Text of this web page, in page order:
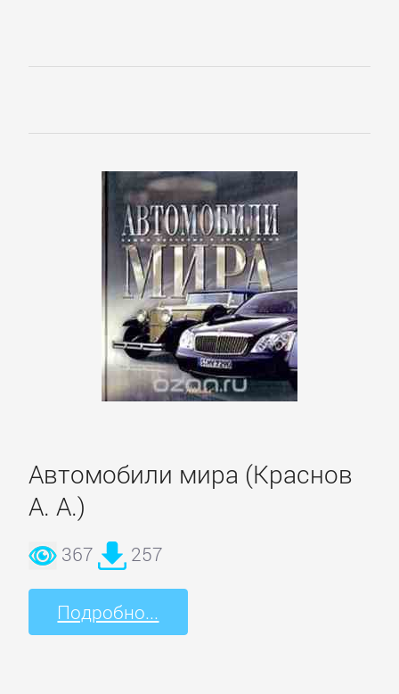
Автомобили мира (Краснов
А. А.)
367 257
Подробно...
литература
Биология
Иностранные
Культурология
Медицина
Педагогика
Политика,